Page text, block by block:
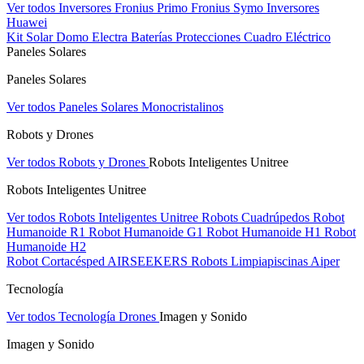
Ver todos Inversores Fronius Primo Fronius Symo Inversores
Huawei
Kit Solar Domo Electra Baterías Protecciones Cuadro Eléctrico
Paneles Solares
Paneles Solares
Ver todos Paneles Solares Monocristalinos
Robots y Drones
Ver todos Robots y Drones Robots Inteligentes Unitree
Robots Inteligentes Unitree
Ver todos Robots Inteligentes Unitree Robots Cuadrúpedos Robot
Humanoide R1 Robot Humanoide G1 Robot Humanoide H1 Robot
Humanoide H2
Robot Cortacésped AIRSEEKERS Robots Limpiapiscinas Aiper
Tecnología
Ver todos Tecnología Drones Imagen y Sonido
Imagen y Sonido